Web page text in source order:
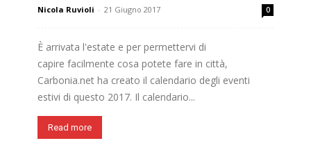
Nicola Ruvioli - 21 Giugno 2017 0
È arrivata l'estate e per permettervi di
capire facilmente cosa potete fare in città,
Carbonia.net ha creato il calendario degli eventi
estivi di questo 2017. Il calendario...
Read more